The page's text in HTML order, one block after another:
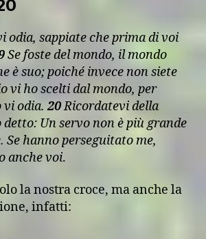
odia, sappiate che prima di voi
Se foste del mondo, il mondo
è suo; poiché invece non siete
vi ho scelti dal mondo, per
vi odia.20Ricordatevi della
Un servo non è più grande
Se hanno perseguitato me,
anche voi.
la nostra croce, ma anche la
infatti: